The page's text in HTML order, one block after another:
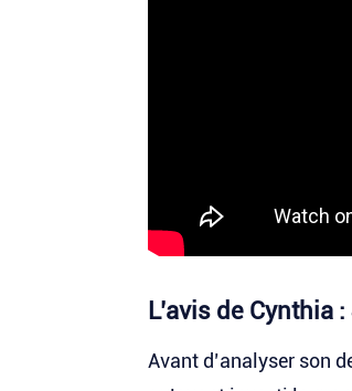
L’avis de Cynthia
Avant d’analyser son